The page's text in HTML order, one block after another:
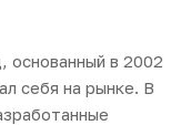
основанный в 2002
себя на рынке. В